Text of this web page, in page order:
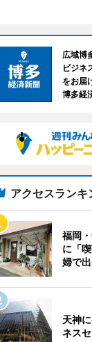
広域博
ビジネ
をお届
博多経
アクセスランキ
福岡
に「
婦で
天神
ネス